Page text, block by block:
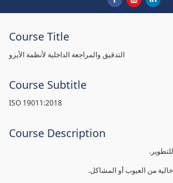
Course Title
التدقيق والمراجعة الداخلية لأنظمة الأيزو
Course Subtitle
ISO 19011:2018
Course Description
من العيوب أو المشاكل.